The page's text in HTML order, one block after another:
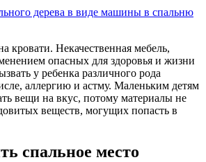
кровати. Некачественная мебель,
опасных для здоровья и жизни
у ребенка различного рода
аллергию и астму. Маленьким детям
вещи на вкус, потому материалы не
веществ, могущих попасть в
спальное место